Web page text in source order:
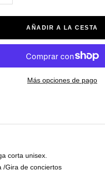
AÑADIR A LA CESTA
Más opciones de pago
corta unisex.
/Gira de conciertos